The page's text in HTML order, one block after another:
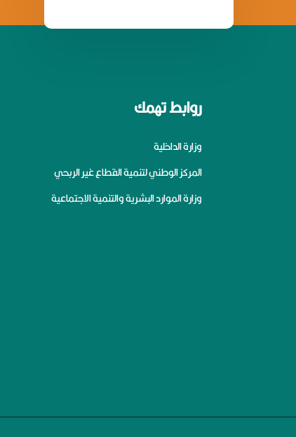
روابط تهمك
وزارة الداخلية
المركز الوطني لتنمية القطاع غير الربحي
وزارة الموارد البشرية والتنمية الاجتماعية